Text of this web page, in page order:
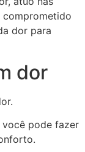
comprometido
dor para
dor
você pode fazer